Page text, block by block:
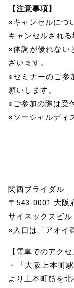
【注意事項】
※キャンセルにつ
キャンセルされ
※体調が優れない
ざいます。
※セミナーのご参
願いします。
※ご参加の際は受
※ソーシャルディ
関西ブライダル
〒543-0001 大阪
サイネックスビル
※入口は「アオイ
【電車でのアクセ
・「大阪上本町
より上本町筋を